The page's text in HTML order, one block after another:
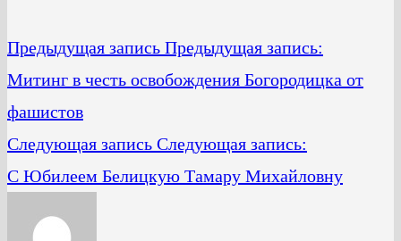
Предыдущая запись Предыдущая запись:
Митинг в честь освобождения Богородицка от
фашистов
Следующая запись Следующая запись:
С Юбилеем Белицкую Тамару Михайловну